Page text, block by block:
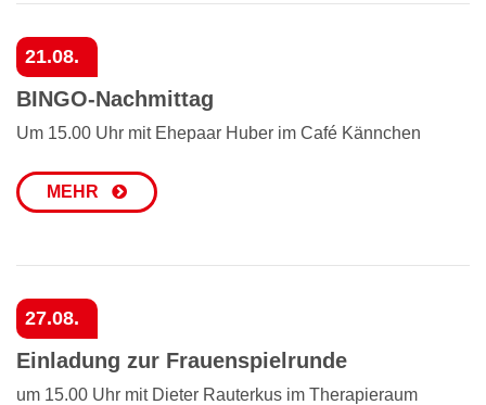
21.08.
BINGO-Nachmittag
Um 15.00 Uhr mit Ehepaar Huber im Café Kännchen
MEHR
27.08.
Einladung zur Frauenspielrunde
um 15.00 Uhr mit Dieter Rauterkus im Therapieraum